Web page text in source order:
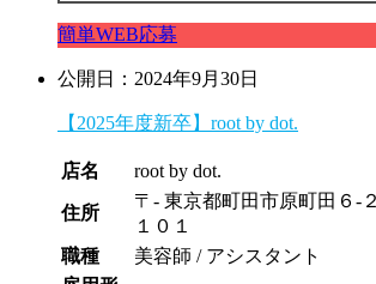
簡単WEB応募
公開日： 2024年9月30日
【2025年度新卒】root by dot.
店名 root by dot.
住所
〒- 東京都町田市原町田６-
１０１
職種
美容師 / アシスタント